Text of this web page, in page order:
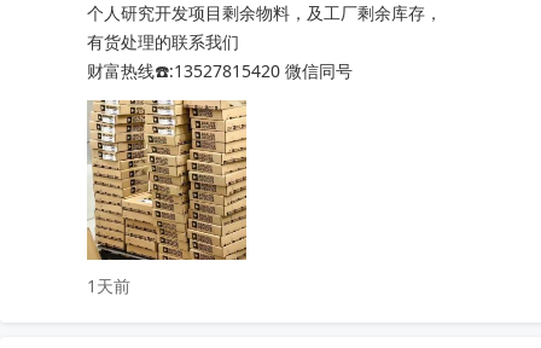
ADS1115IDGSR
ADS1299IPAGR
ADS8688IDBTR
ADS1255IDBR
TPS61021ADSGR
TSC2046IPWR
ADS131M04IPWR
ADS1115IRUGR
ADS1232IPWR
ADS8866IDGSR
个人研究开发项目剩余物料，及工厂剩余库存，
有货处理的联系我们
财富热线☎️:13527815420 微信同号
1天前